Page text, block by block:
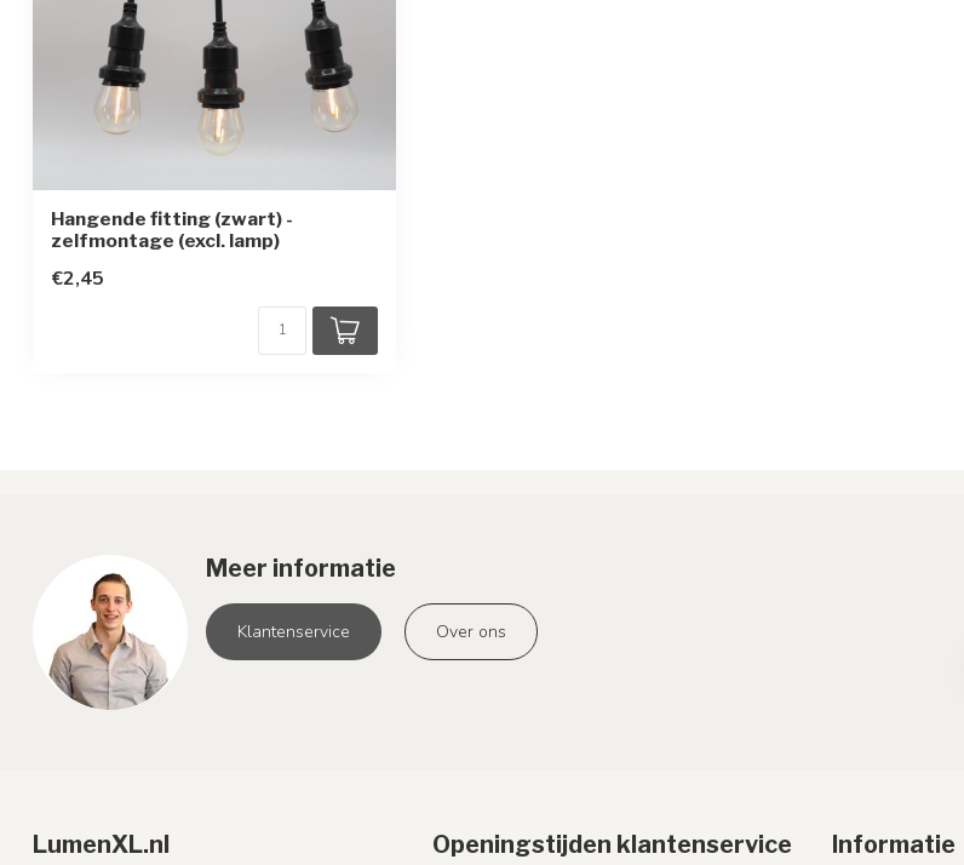
Hangende fitting (zwart) -
zelfmontage (excl. lamp)
€2,45
Meer informatie
Klantenservice Over ons
LumenXL.nl Openingstijden klantenservice Informatie